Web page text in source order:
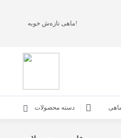
ماهی تازه‌ش خوبه!
دسته محصولات